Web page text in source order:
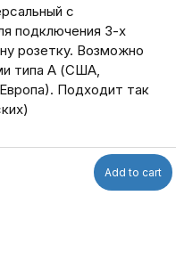
с
подключения 3-х
розетку. Возможно
типа A (США,
Подходит так
Add to cart